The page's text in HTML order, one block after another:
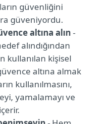
güvenliğini
güveniyordu.
altına alın -
alındığından
kullanılan kişisel
altına almak
kullanılmasını,
yamalamayı ve